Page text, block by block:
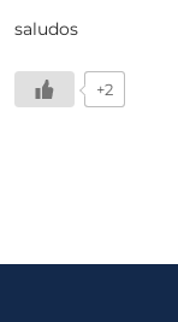
saludos
+2